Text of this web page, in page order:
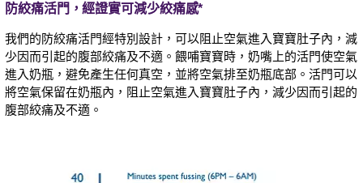
防絞痛活門，經證實可減少絞痛感*
我們的防絞痛活門經特別設計，可以阻止空氣進入寶寶肚子內，減
少因而引起的腹部絞痛及不適。餵哺寶寶時，奶嘴上的活門使空氣
進入奶瓶，避免產生任何真空，並將空氣排至奶瓶底部。活門可以
將空氣保留在奶瓶內，阻止空氣進入寶寶肚子內，減少因而引起的
腹部絞痛及不適。